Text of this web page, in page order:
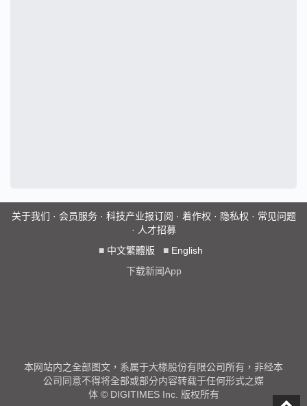
关于我们 · 会员服务· 科技产业报订阅 · 着作权 · 隐私权 · 常见问题
· 人才招募
■ 中文繁體版 ■ English
下载新闻App
本网站内之全部图文，系属于大椽股份有限公司所有，非经本
公司同意不得将全部或部分内容转载于任何形式之媒
体 © DIGITIMES Inc. 版权所有